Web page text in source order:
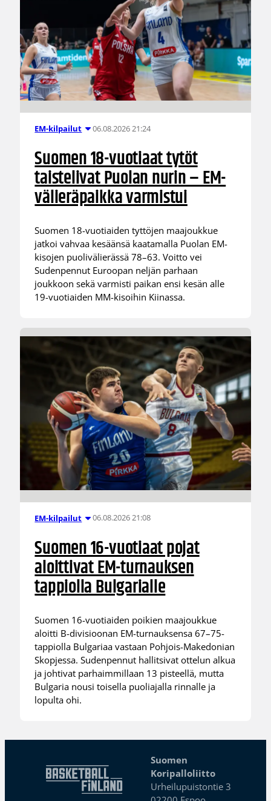
EM-kilpailut 06.08.2026 21:24
Suomen 18-vuotiaat tytöt
taistelivat Puolan nurin – EM-
välieräpaikka varmistui
Suomen 18-vuotiaiden tyttöjen maajoukkue
jatkoi vahvaa kesäänsä kaatamalla Puolan EM-
kisojen puolivälierässä 78–63. Voitto vei
Sudenpennut Euroopan neljän parhaan
joukkoon sekä varmisti paikan ensi kesän alle
19-vuotiaiden MM-kisoihin Kiinassa.
EM-kilpailut 06.08.2026 21:08
Suomen 16-vuotiaat pojat
aloittivat EM-turnauksen
tappiolla Bulgarialle
Suomen 16-vuotiaiden poikien maajoukkue
aloitti B-divisioonan EM-turnauksensa 67–75-
tappiolla Bulgariaa vastaan Pohjois-Makedonian
Skopjessa. Sudenpennut hallitsivat ottelun alkua
ja johtivat parhaimmillaan 13 pisteellä, mutta
Bulgaria nousi toisella puoliajalla rinnalle ja
lopulta ohi.
Suomen
Koripalloliitto
Urheilupuistontie 3